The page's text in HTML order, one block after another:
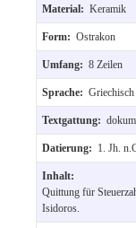
Material: Keramik
Form: Ostrakon
Umfang: 8 Zeilen
Sprache: Griechisch
Textgattung:
Datierung: 1. Jh.
Inhalt:
Quittung für
Isidoros.